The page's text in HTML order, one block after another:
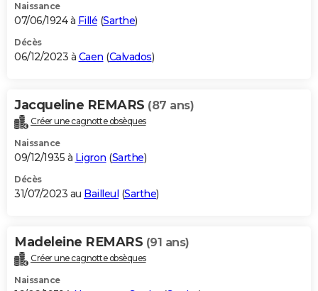
Naissance
07/06/1924 à Fillé (Sarthe)
Décès
06/12/2023 à Caen (Calvados)
Jacqueline REMARS (87 ans)
Créer une cagnotte obsèques
Naissance
09/12/1935 à Ligron (Sarthe)
Décès
31/07/2023 au Bailleul (Sarthe)
Madeleine REMARS (91 ans)
Créer une cagnotte obsèques
Naissance